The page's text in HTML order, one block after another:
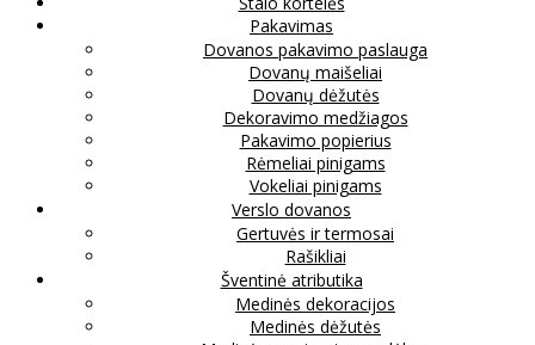
Pakavimas
Dovanos pakavimo paslauga
Dovanų maišeliai
Dovanų dėžutės
Dekoravimo medžiagos
Pakavimo popierius
Rėmeliai pinigams
Vokeliai pinigams
Verslo dovanos
Gertuvės ir termosai
Rašikliai
Šventinė atributika
Medinės dekoracijos
Medinės dėžutės